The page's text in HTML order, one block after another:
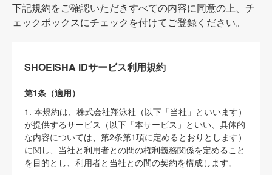
下記規約をご確認いただきすべての内容に同意の上、チ
ェックボックスにチェックを付けてご登録ください。
SHOEISHA iDサービス利用規約
第1条（適用）
1. 本規約は、株式会社翔泳社（以下「当社」といいます）
が提供するサービス（以下「本サービス」といい、具体的
な内容については、第2条第1項に定めるとおりとします）
に関し、当社と利用者との間の権利義務関係を定めること
を目的とし、利用者と当社との間の契約を構成します。